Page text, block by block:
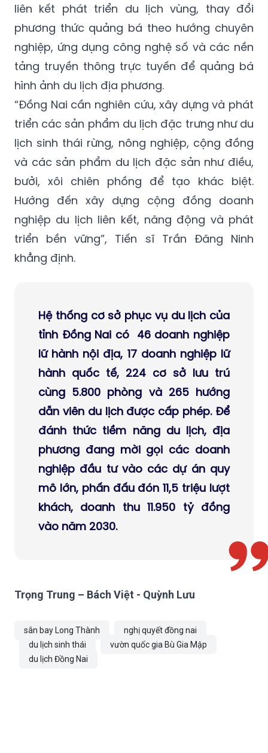
liên kết phát triển du lịch vùng, thay đổi
phương thức quảng bá theo hướng chuyên
nghiệp, ứng dụng công nghệ số và các nền
tảng truyền thông trực tuyến để quảng bá
hình ảnh du lịch địa phương.
“Đồng Nai cần nghiên cứu, xây dựng và phát
triển các sản phẩm du lịch đặc trưng như du
lịch sinh thái rừng, nông nghiệp, cộng đồng
và các sản phẩm du lịch đặc sản như điều,
bưởi, xôi chiên phồng để tạo khác biệt.
Hướng đến xây dựng cộng đồng doanh
nghiệp du lịch liên kết, năng động và phát
triển bền vững”, Tiến sĩ Trần Đăng Ninh
khẳng định.
Hệ thống cơ sở phục vụ du lịch của
tỉnh Đồng Nai có 46 doanh nghiệp
lữ hành nội địa, 17 doanh nghiệp lữ
hành quốc tế, 224 cơ sở lưu trú
cùng 5.800 phòng và 265 hướng
dẫn viên du lịch được cấp phép. Để
đánh thức tiềm năng du lịch, địa
phương đang mời gọi các doanh
nghiệp đầu tư vào các dự án quy
mô lớn, phấn đấu đón 11,5 triệu lượt
khách, doanh thu 11.950 tỷ đồng
vào năm 2030.
Trọng Trung – Bách Việt - Quỳnh Lưu
sân bay Long Thành
nghị quyết đồng nai
du lịch sinh thái
vườn quốc gia Bù Gia Mập
du lịch Đồng Nai